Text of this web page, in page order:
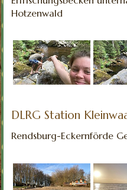
Hotzenwald
DLRG Station
Rendsburg-Eckernförde